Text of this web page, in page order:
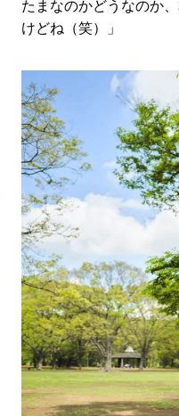
たまなのかどうなのか
けどね（笑）」